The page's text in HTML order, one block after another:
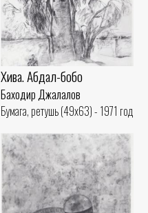
Хива. Абдал-бобо
Баходир Джалалов
Бумага, ретушь (49x63) - 1971 год